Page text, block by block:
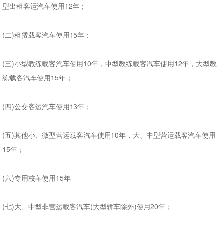
型出租客运汽车使用12年；
(二)租赁载客汽车使用15年；
(三)小型教练载客汽车使用10年，中型教练载客汽车使用12年，大型教
练载客汽车使用15年；
(四)公交客运汽车使用13年；
(五)其他小、微型营运载客汽车使用10年，大、中型营运载客汽车使用
15年；
(六)专用校车使用15年；
(七)大、中型非营运载客汽车(大型轿车除外)使用20年；